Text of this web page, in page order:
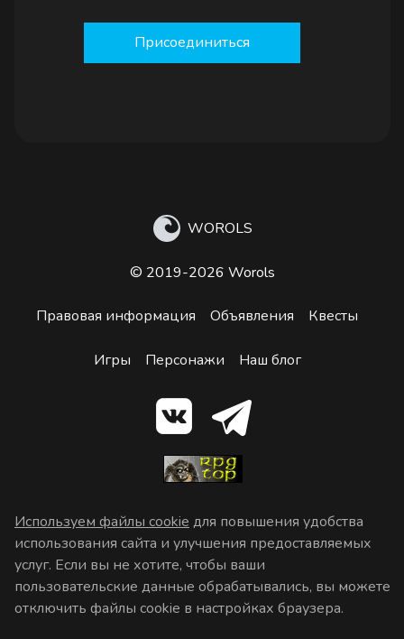
Присоединиться
WOROLS
© 2019-2026 Worols
Правовая информация Объявления Квесты
Игры Персонажи Наш блог
Используем файлы cookie для повышения удобства
использования сайта и улучшения предоставляемых
услуг. Если вы не хотите, чтобы ваши
пользовательские данные обрабатывались, вы можете
отключить файлы cookie в настройках браузера.